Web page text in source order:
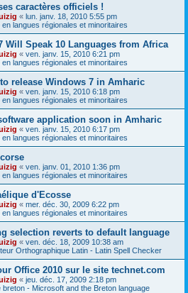
caractères officiels !
« lun. janv. 18, 2010 5:55 pm
en langues régionales et minoritaires
Will Speak 10 Languages from Africa
« ven. janv. 15, 2010 6:21 pm
en langues régionales et minoritaires
release Windows 7 in Amharic
« ven. janv. 15, 2010 6:18 pm
en langues régionales et minoritaires
application soon in Amharic
« ven. janv. 15, 2010 6:17 pm
en langues régionales et minoritaires
« ven. janv. 01, 2010 1:36 pm
en langues régionales et minoritaires
d'Ecosse
« mer. déc. 30, 2009 6:22 pm
en langues régionales et minoritaires
selection reverts to default language
« ven. déc. 18, 2009 10:38 am
Orthographique Latin - Latin Spell Checker
Office 2010 sur le site technet.com
« jeu. déc. 17, 2009 2:18 pm
breton - Microsoft and the Breton language